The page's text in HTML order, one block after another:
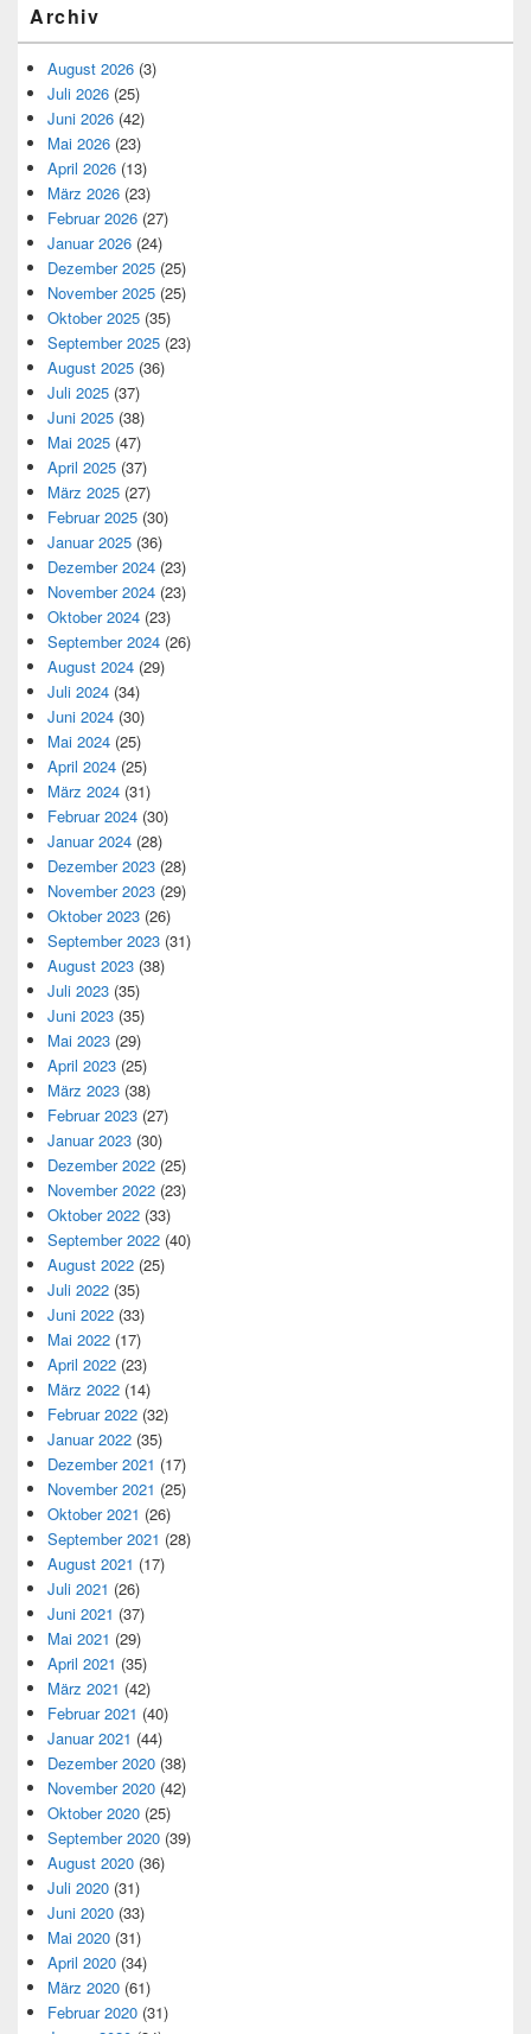
Archiv
August 2026 (3)
Juli 2026 (25)
Juni 2026 (42)
Mai 2026 (23)
April 2026 (13)
März 2026 (23)
Februar 2026 (27)
Januar 2026 (24)
Dezember 2025 (25)
November 2025 (25)
Oktober 2025 (35)
September 2025 (23)
August 2025 (36)
Juli 2025 (37)
Juni 2025 (38)
Mai 2025 (47)
April 2025 (37)
März 2025 (27)
Februar 2025 (30)
Januar 2025 (36)
Dezember 2024 (23)
November 2024 (23)
Oktober 2024 (23)
September 2024 (26)
August 2024 (29)
Juli 2024 (34)
Juni 2024 (30)
Mai 2024 (25)
April 2024 (25)
März 2024 (31)
Februar 2024 (30)
Januar 2024 (28)
Dezember 2023 (28)
November 2023 (29)
Oktober 2023 (26)
September 2023 (31)
August 2023 (38)
Juli 2023 (35)
Juni 2023 (35)
Mai 2023 (29)
April 2023 (25)
März 2023 (38)
Februar 2023 (27)
Januar 2023 (30)
Dezember 2022 (25)
November 2022 (23)
Oktober 2022 (33)
September 2022 (40)
August 2022 (25)
Juli 2022 (35)
Juni 2022 (33)
Mai 2022 (17)
April 2022 (23)
März 2022 (14)
Februar 2022 (32)
Januar 2022 (35)
Dezember 2021 (17)
November 2021 (25)
Oktober 2021 (26)
September 2021 (28)
August 2021 (17)
Juli 2021 (26)
Juni 2021 (37)
Mai 2021 (29)
April 2021 (35)
März 2021 (42)
Februar 2021 (40)
Januar 2021 (44)
Dezember 2020 (38)
November 2020 (42)
Oktober 2020 (25)
September 2020 (39)
August 2020 (36)
Juli 2020 (31)
Juni 2020 (33)
Mai 2020 (31)
April 2020 (34)
März 2020 (61)
Februar 2020 (31)